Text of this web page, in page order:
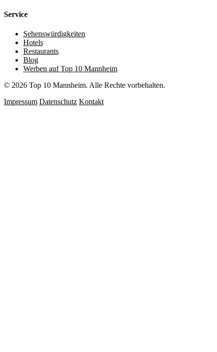
Service
Sehenswürdigkeiten
Hotels
Restaurants
Blog
Werben auf Top 10 Mannheim
© 2026 Top 10 Mannheim. Alle Rechte vorbehalten.
Impressum Datenschutz Kontakt